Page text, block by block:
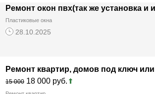
Пластиковые окна
28.10.2025
Ремонт квартир, домов под ключ
15 000 18 000 руб.